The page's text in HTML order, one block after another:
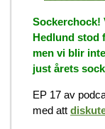
Sockerchock!
Hedlund stod
men vi blir
just årets
EP 17 av
med att